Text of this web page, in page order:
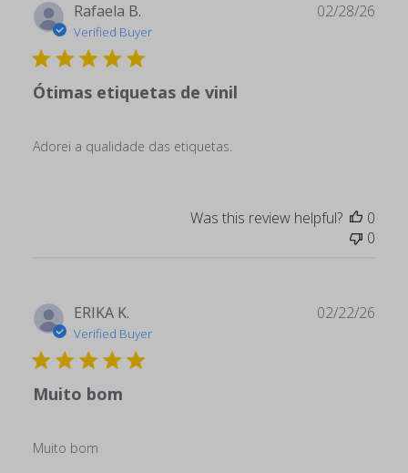
Rafaela B.
Verified Buyer
Ótimas etiquetas de vinil
Adorei a qualidade das etiquetas.
02/28/26
Was this review helpful?
0
0
ERIKA K.
Verified Buyer
Muito bom
Muito bom
02/22/26